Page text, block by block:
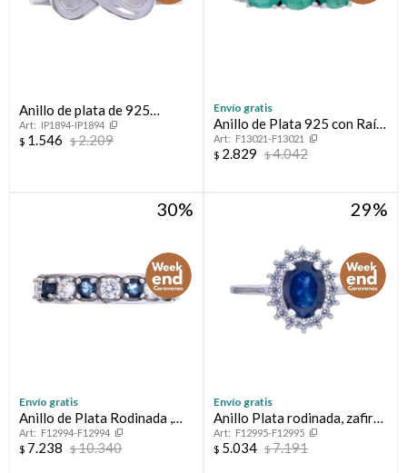
Anillo de plata de 925
INFINITO
IP1894-IP1894
$ 1.546 $2.209
Envío gratis
Anillo de Plata 925 con Raíz
de Esmeralda.
F13021-F13021
$ 2.829 $4.042
30
Envío gratis
Anillo de Plata Rodinada ,
zafiro y circonias
F12994-F12994
$ 7.238 $10.340
29
Envío gratis
Anillo Plata rodinada, zafiro
y circonias
F12995-F12995
$ 5.034 $7.191